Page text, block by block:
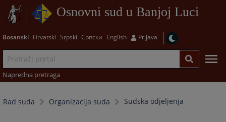
Osnovni sud u Banjoj Luci
Bosanski Hrvatski Srpski Српски English Prijava
Napredna pretraga
Rad suda Organizacija suda Sudska odjeljenja